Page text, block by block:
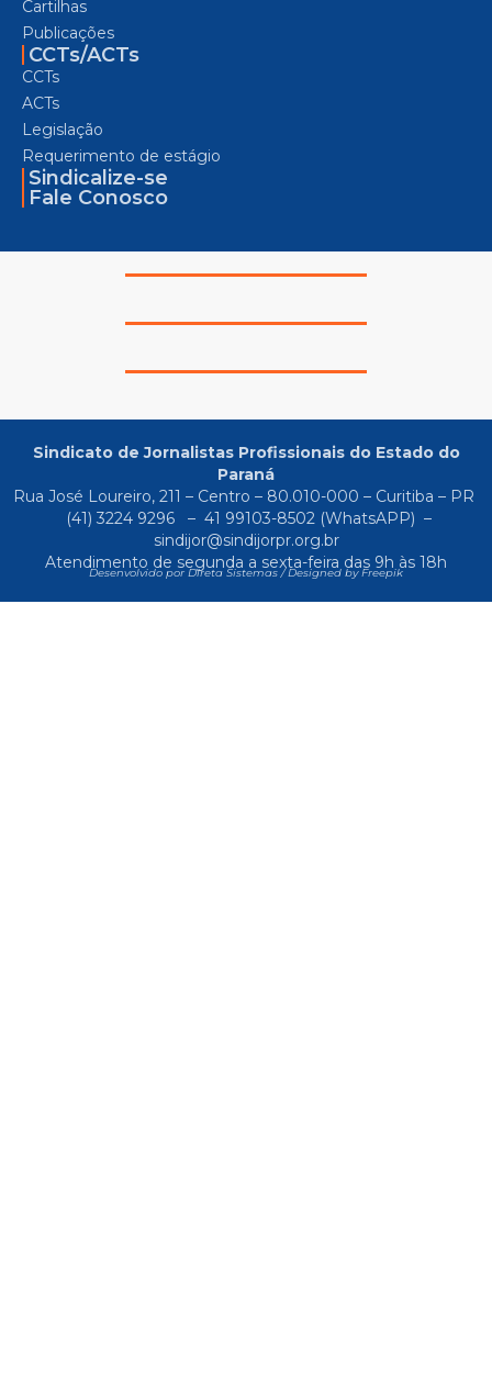
Cartilhas
Publicações
CCTs/ACTs
CCTs
ACTs
Legislação
Requerimento de estágio
Sindicalize-se
Fale Conosco
Sindicato de Jornalistas Profissionais do Estado do
Paraná
Rua José Loureiro, 211 – Centro – 80.010-000 – Curitiba – PR
(41) 3224 9296
– 41 99103-8502(WhatsAPP) –
sindijor@sindijorpr.org.br
Atendimento de segunda a sexta-feira das 9h às 18h
Desenvolvido por Direta Sistemas /Designed by Freepik